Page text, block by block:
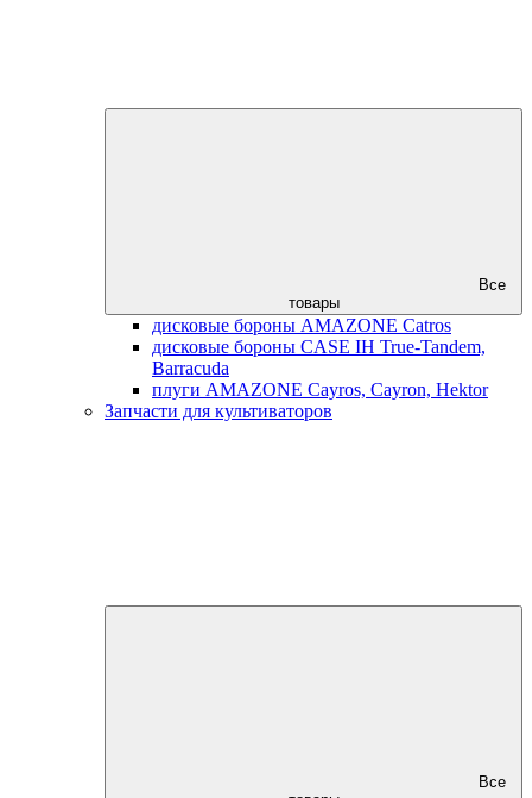
Все
товары
дисковые бороны AMAZONE Catros
дисковые бороны CASE IH True-Tandem,
Barracuda
плуги AMAZONE Cayros, Cayron, Hektor
Запчасти для культиваторов
Все